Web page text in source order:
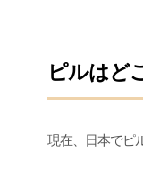
ピルはど
現在、日本でピ